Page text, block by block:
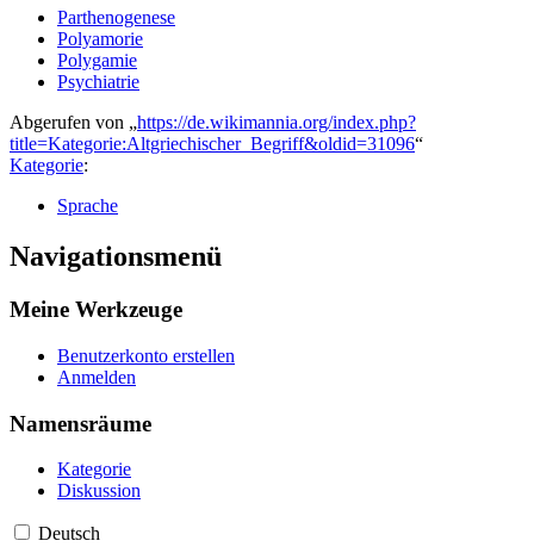
Parthenogenese
Polyamorie
Polygamie
Psychiatrie
Abgerufen von „https://de.wikimannia.org/index.php?
title=Kategorie:Altgriechischer_Begriff&oldid=31096“
Kategorie:
Sprache
Navigationsmenü
Meine Werkzeuge
Benutzerkonto erstellen
Anmelden
Namensräume
Kategorie
Diskussion
Deutsch